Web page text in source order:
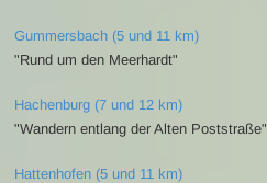
Gummersbach (5 und 11 km)
"Rund um den Meerhardt"
Hachenburg (7 und 12 km)
"Wandern entlang der Alten Poststraße"
Hattenhofen (5 und 11 km)